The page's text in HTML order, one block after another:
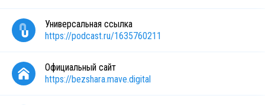
Универсальная ссылка
https://podcast.ru/1635760211
Официальный сайт
https://bezshara.mave.digital